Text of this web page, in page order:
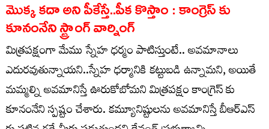
మొక్క కదా అని పీకేస్తే..పీక కొస్తాం : కాంగ్రెస్ కు
కూనంనేని స్ట్రాంగ్ వార్నింగ్
మిత్రపక్షంగా మేము స్నేహ ధర్మం పాటిస్తుంటే.. అవమానాలు
ఎదురవుతున్నాయని..స్నేహ ధర్మానికి కట్టుబడి ఉన్నామని, అయితే
మమ్మల్ని అవమానిస్తే ఊరుకోబోమని మిత్రపక్షం కాంగ్రెస్ కు
కూనంనేని స్పష్టం చేశారు. కమ్యూనిష్టులను అవమానిస్తే బీఆర్ఎస్